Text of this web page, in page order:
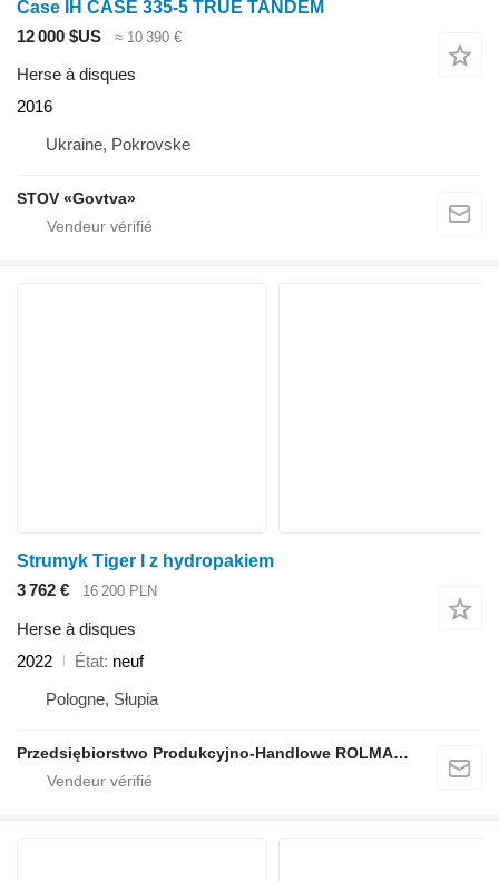
Case IH CASE 335-5 TRUE TANDEM
12 000 $US
≈ 10 390 €
Herse à disques
2016
Ukraine, Pokrovske
STOV «Govtva»
Strumyk Tiger I z hydropakiem
3 762 €
16 200 PLN
Herse à disques
2022
État neuf
Pologne, Słupia
Przedsiębiorstwo Produkcyjno-Handlowe ROLMAPOL Marcin Dziekan